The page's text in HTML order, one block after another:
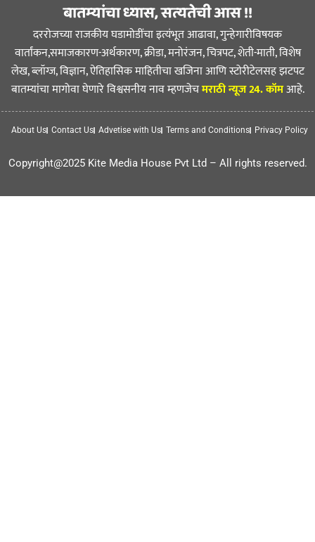
बातम्यांचा ध्यास, सत्यतेची आस !!
दररोजच्या राजकीय घडामोडींचा इत्यंभूत आढावा, गुन्हेगारीविषयक
वार्तांकन,समाजकारण-अर्थकारण, क्रीडा, मनोरंजन, चित्रपट, शेती-माती, विशेष
लेख, ब्लॉग्ज, विज्ञान, ऐतिहासिक माहितीचा खजिना आणि स्टोरीटेलसह झटपट
बातम्यांचा मागोवा घेणारे विश्वसनीय नाव म्हणजेचमराठी न्यूज 24. कॉमआहे.
About Us Contact Us Advetise with Us Terms and Conditions Privacy Policy
Copyright@2025 Kite Media House Pvt Ltd – All rights reserved.